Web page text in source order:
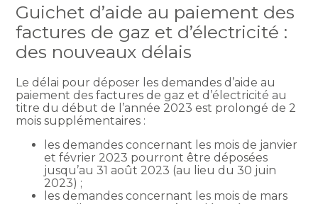
Guichet d’aide au paiement des
factures de gaz et d’électricité :
des nouveaux délais
Le délai pour déposer les demandes d’aide au
paiement des factures de gaz et d’électricité au
titre du début de l’année 2023 est prolongé de 2
mois supplémentaires :
les demandes concernant les mois de janvier
et février 2023 pourront être déposées
jusqu’au 31 août 2023 (au lieu du 30 juin
2023) ;
les demandes concernant les mois de mars